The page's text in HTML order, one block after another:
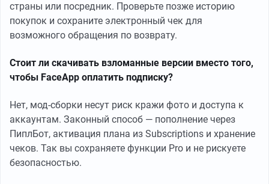
страны или посредник. Проверьте позже историю
покупок и сохраните электронный чек для
возможного обращения по возврату.
Стоит ли скачивать взломанные версии вместо того,
чтобы FaceApp оплатить подписку?
Нет, мод-сборки несут риск кражи фото и доступа к
аккаунтам. Законный способ — пополнение через
ПиплБот, активация плана из Subscriptions и хранение
чеков. Так вы сохраняете функции Pro и не рискуете
безопасностью.